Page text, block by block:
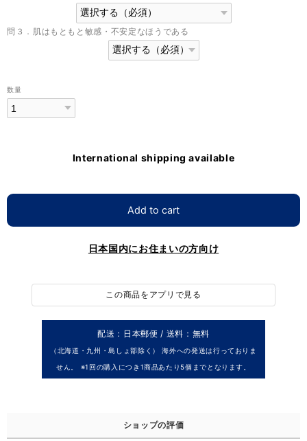
問３．肌はもともと敏感・不安定なほうである
数量
International shipping available
Add to cart
日本国内にお住まいの方向け
この商品をアプリで見る
配送：日本郵便 / 送料：無料
（北海道・九州・島しょ部除く） 海外への発送は行っておりま
せん。 ※1回の購入につき1商品あたり5個までとなります。
ショップの評価